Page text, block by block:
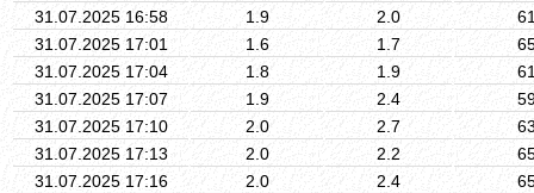
31.07.2025 16:58
1.9 2.0
31.07.2025 17:01
1.6 1.7
31.07.2025 17:04
1.8 1.9
31.07.2025 17:07
1.9 2.4
31.07.2025 17:10
2.0 2.7
31.07.2025 17:13
2.0 2.2
31.07.2025 17:16
2.0 2.4